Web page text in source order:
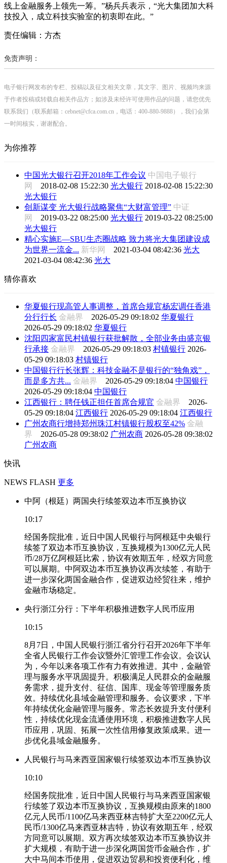
线上金融服务上领先一筹。”杨兵兵表示，“光大集团加大科
技投入，成立科技实验室的初衷即在此。”
责任编辑：方杰
免责声明：
电子银行网发布的专栏、投稿以及征文相关文章，其文字、图片、视频均来源
于作者投稿或转载自相关作品方；如涉及未经许可使用作品的问题，请您优先
联系我们（联系邮箱：cebnet@cfca.com.cn，电话：400-880-9888），我们会第
一时间核实，谢谢配合。
为你推荐
中国光大银行召开2018年工作会议 中国电子银行
网 2018-02-08 15:22:30 光大银行 2018-02-08 15:22:30
光大银行
创新谋变 光大银行战略聚焦“大财富管理” 中证
网 2019-03-22 08:25:00 光大银行 2019-03-22 08:25:00
光大银行
精心实施E—SBU生态圈战略 致力将光大集团建设成
为世界一流金... 新华网 2021-03-04 08:42:36 光大
2021-03-04 08:42:36 光大
猜你喜欢
华夏银行现高管人事调整，首席合规官杨宏调任香港
分行行长 金融界 2026-05-29 09:18:02 华夏银行
2026-05-29 09:18:02 华夏银行
沈阳四家富民村镇银行获批解散，全部业务由盛京银
行承接 金融界 2026-05-29 09:18:03 村镇银行 2026-
05-29 09:18:03 村镇银行
中国银行行长张辉：科技金融不是银行的“独角戏”，
而是多方共... 金融界 2026-05-29 09:18:04 中国银行
2026-05-29 09:18:04 中国银行
江西银行：聘任钱正担任首席合规官 金融界 2026-
05-29 09:18:04 江西银行 2026-05-29 09:18:04 江西银行
广州农商行增持郑州珠江村镇银行股权至42% 金融
界 2026-05-28 09:38:02 广州农商 2026-05-28 09:38:02
广州农商
快讯
NEWS FLASH 更多
中阿（根廷）两国央行续签双边本币互换协议
10:17
经国务院批准，近日中国人民银行与阿根廷中央银行
续签了双边本币互换协议，互换规模为1300亿元人民
币/28万亿阿根廷比索，协议有效期五年，经双方同意
可以展期。中阿双边本币互换协议再次续签，有助于
进一步深化两国金融合作，促进双边经贸往来，维护
金融市场稳定。
央行浙江分行：下半年积极推进数字人民币应用
10:15
8月7日，中国人民银行浙江省分行召开2026年下半年
全省人民银行工作会议暨外汇管理工作会议。会议认
为，今年以来各项工作有力有效推进。其中，金融管
理与服务水平巩固提升。积极满足人民群众的金融服
务需求，提升支付、征信、国库、现金等管理服务质
效。持续优化县域金融管理和服务。会议要求，下半
年持续优化金融管理与服务。常态长效提升支付便利
性，持续优化现金流通使用环境，积极推进数字人民
币应用，巩固、拓展一次性信用修复政策成果。进一
步优化县域金融服务。
人民银行与马来西亚国家银行续签双边本币互换协议
10:10
经国务院批准，近日中国人民银行与马来西亚国家银
行续签了双边本币互换协议，互换规模由原来的1800
亿元人民币/1100亿马来西亚林吉特扩大至2200亿元人
民币/1300亿马来西亚林吉特，协议有效期五年，经双
方同意可以展期。双方再次续签双边本币互换协议并
扩大规模，有助于进一步深化两国货币金融合作，扩
大中马间本币使用，促进双边贸易和投资便利化，维